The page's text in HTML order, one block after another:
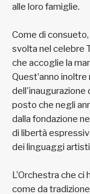
alle loro famiglie.
Come di
svolta nel celebre
che accoglie la
Quest’anno
dell'inaugurazione
posto che negli
dalla fondazione
di libertà
dei linguaggi
L’Orchestra che
come da